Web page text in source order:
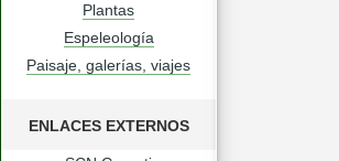
Plantas
Espeleología
Paisaje, galerías, viajes
ENLACES EXTERNOS